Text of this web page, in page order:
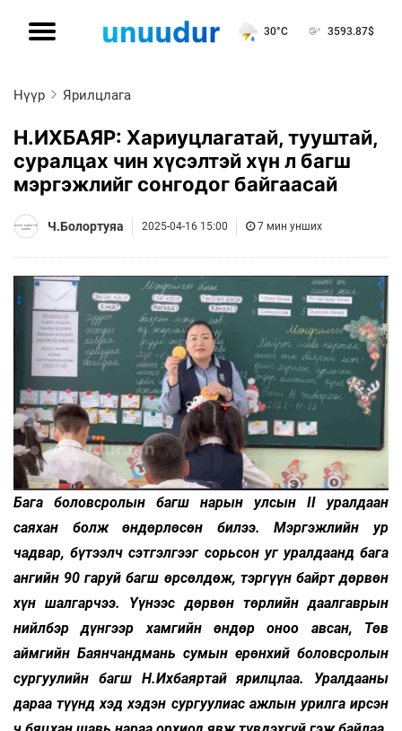
30°C 3593.87$
Нүүр Ярилцлага
Н.ИХБАЯР: Хариуцлагатай, тууштай,
суралцах чин хүсэлтэй хүн л багш
мэргэжлийг сонгодог байгаасай
Ч.Болортуяа 2025-04-16 15:00 7 мин унших
Бага боловсролын багш нарын улсын II уралдаан
саяхан болж өндөрлөсөн билээ. Мэргэжлийн ур
чадвар, бүтээлч сэтгэлгээг сорьсон уг уралдаанд бага
ангийн 90 гаруй багш өрсөлдөж, тэргүүн байрт дөрвөн
хүн шалгарчээ. Үүнээс дөрвөн төрлийн даалгаврын
нийлбэр дүнгээр хамгийн өндөр оноо авсан, Төв
аймгийн Баянчандмань сумын ерөнхий боловсролын
сургуулийн багш Н.Ихбаяртай ярилцлаа. Уралдааны
дараа түүнд хэд хэдэн сургуулиас ажлын урилга ирсэн